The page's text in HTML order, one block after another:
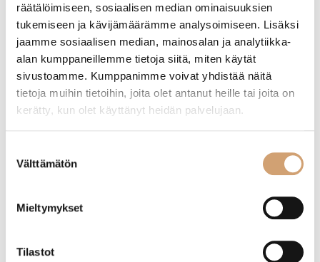
räätälöimiseen, sosiaalisen median ominaisuuksien
tukemiseen ja kävijämäärämme analysoimiseen. Lisäksi
jaamme sosiaalisen median, mainosalan ja analytiikka-
alan kumppaneillemme tietoja siitä, miten käytät
sivustoamme. Kumppanimme voivat yhdistää näitä
tietoja muihin tietoihin, joita olet antanut heille tai joita on
kerätty, kun olet käyttänyt heidän palvelujaan.
valinta
Välttämätön
Mieltymykset
Tilastot
Näytetään kaikki 2 tulosta
Zyliss Classic raastinmylly
34,90€
Microplane raastin rasialla, pähkinäpuu
Uutuus